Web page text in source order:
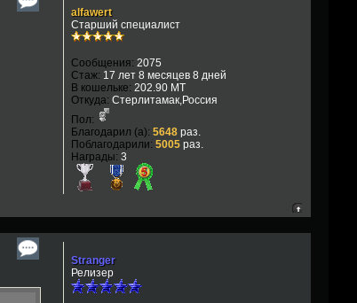
alfawert
Старший специалист
Сообщения: 2075
Стаж: 17 лет 8 месяцев 8 дней
В кошельке: 202.90 MT
Откуда: Стерлитамак,Россия
Пол:
Благодарил (а): 5648раз.
Поблагодарили: 5005раз.
Награды: 3
Stranger
Релизер